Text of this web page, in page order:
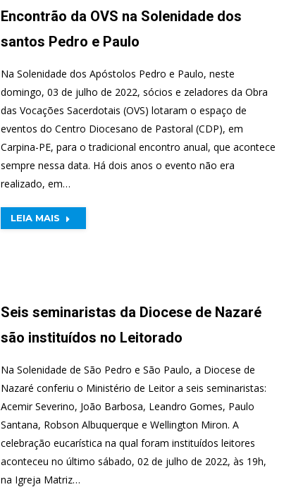
Encontrão da OVS na Solenidade dos
santos Pedro e Paulo
Na Solenidade dos Apóstolos Pedro e Paulo, neste
domingo, 03 de julho de 2022, sócios e zeladores da Obra
das Vocações Sacerdotais (OVS) lotaram o espaço de
eventos do Centro Diocesano de Pastoral (CDP), em
Carpina-PE, para o tradicional encontro anual, que acontece
sempre nessa data. Há dois anos o evento não era
realizado, em…
LEIA MAIS
Seis seminaristas da Diocese de Nazaré
são instituídos no Leitorado
Na Solenidade de São Pedro e São Paulo, a Diocese de
Nazaré conferiu o Ministério de Leitor a seis seminaristas:
Acemir Severino, João Barbosa, Leandro Gomes, Paulo
Santana, Robson Albuquerque e Wellington Miron. A
celebração eucarística na qual foram instituídos leitores
aconteceu no último sábado, 02 de julho de 2022, às 19h,
na Igreja Matriz…